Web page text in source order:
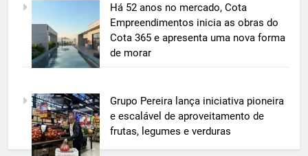
Há 52 anos no mercado, Cota
Empreendimentos inicia as obras do
Cota 365 e apresenta uma nova forma
de morar
Grupo Pereira lança iniciativa pioneira
e escalável de aproveitamento de
frutas, legumes e verduras
BIM transforma a construção civil
e mostra na prática como reduzir
custos, evitar desperdícios e
ECONOMIA & NEGÓCIOS
A 6ª edição do Prêmio ACI OCESC
de Jornalismo está com as
inscrições abertas
UTILIDADE PÚBLICA